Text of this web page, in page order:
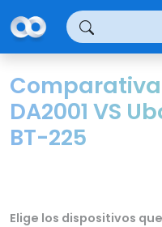
Comparativa
DA2001 VS
BT-225
Elige los dispositivos
Panel de gestión de